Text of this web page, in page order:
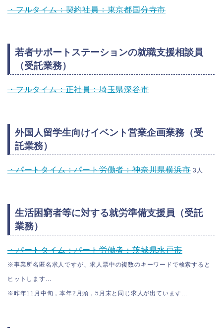
・フルタイム：契約社員：東京都国分寺市
若者サポートステーションの就職支援相談員
（受託業務）
・フルタイム：正社員：埼玉県深谷市
外国人留学生向けイベント営業企画業務（受
託業務）
・パートタイム：パート労働者：神奈川県横浜市 3人
生活困窮者等に対する就労準備支援員（受託
業務）
・パートタイム：パート労働者：茨城県水戸市
※事業所名匿名求人ですが、求人票中の複数のキーワードで検索すると
ヒットします…
※昨年11月中旬，本年2月頭，5月末と同じ求人が出ています…